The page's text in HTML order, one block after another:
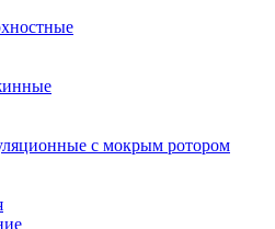
с мокрым ротором